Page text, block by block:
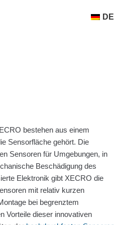
DE
bestehen aus einem
Sensorfläche gehört. Die
Sensoren für Umgebungen, in
Beschädigung des
Elektronik gibt XECRO die
mit relativ kurzen
bei begrenztem
Vorteile dieser innovativen